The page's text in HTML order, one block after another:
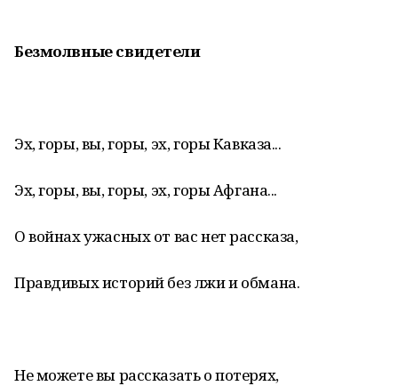
Безмолвные свидетели
Эх, горы, вы, горы, эх, горы Кавказа...
Эх, горы, вы, горы, эх, горы Афгана...
О войнах ужасных от вас нет рассказа,
Правдивых историй без лжи и обмана.
Не можете вы рассказать о потерях,